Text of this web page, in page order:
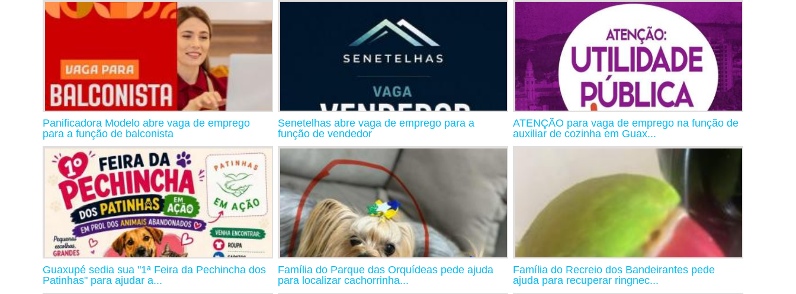
Panificadora Modelo abre vaga de emprego
para a função de balconista
Senetelhas abre vaga de emprego para a
função de vendedor
ATENÇÃO para vaga de emprego na função de
auxiliar de cozinha em Guax...
Guaxupé sedia sua "1ª Feira da Pechincha dos
Patinhas" para ajudar a...
Família do Parque das Orquídeas pede ajuda
para localizar cachorrinha...
Família do Recreio dos Bandeirantes pede
ajuda para recuperar ringnec...